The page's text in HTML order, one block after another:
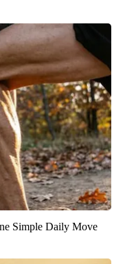
Simple Daily Move